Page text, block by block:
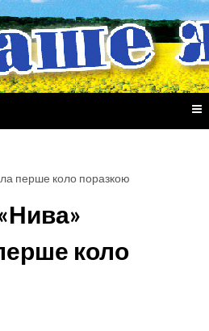
перше коло поразкою
коло